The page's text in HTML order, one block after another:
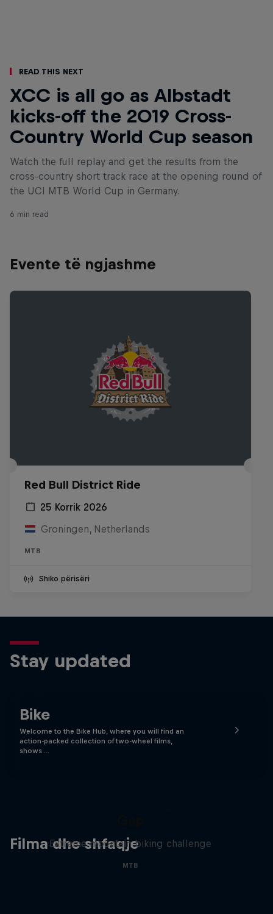
Read This Next
XCC is all go as Albstadt
kicks-off the 2019 Cross-
Country World Cup season
Watch the full replay and get the results from the
cross-country short track race at the opening round of
the UCI MTB World Cup in Germany.
6 min read
Evente të ngjashme
Red Bull District Ride
25 Korrik 2026
Groningen, Netherlands
MTB
Shiko përisëri
Stay updated
Bike
Welcome to the Bike Hub, where you will find an
action-packed collection of two-wheel films,
shows …
Filma dhe shfaqje
Extreme mountain biking challenge
MTB